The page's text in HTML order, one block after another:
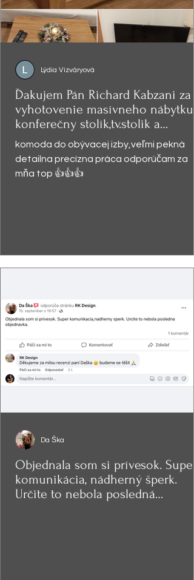
Ďakujem Pán Richard Kabzani za
vyhotovenie masívneho nábytku -
konferečny stolík,tv.stolik a
presklená
komoda do obývacej izby,veľmi pekná
detailna precízna práca odporúčam za
mňa top 👍👍👍
Lýdia Vizváryová
Objednala som si prívesok. Super
komunikácia, nádherný šperk.
Určite to nebola posledná
Da Ška